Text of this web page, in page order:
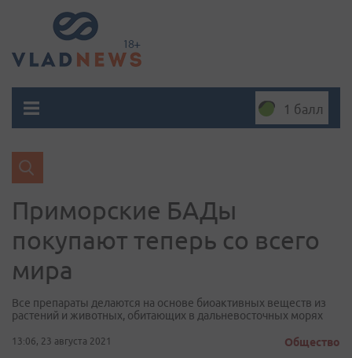
1 балл
Приморские БАДы
покупают теперь со всего
мира
Все препараты делаются на основе биоактивных веществ из
растений и животных, обитающих в дальневосточных морях
13:06, 23 августа 2021 Общество